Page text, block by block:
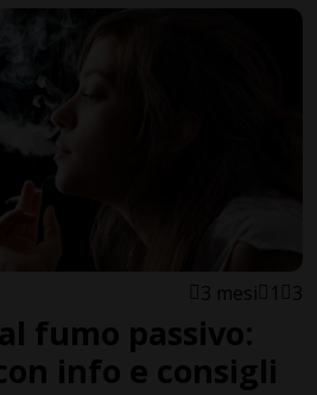
3 mesi 1 3
fumo passivo:
info e consigli